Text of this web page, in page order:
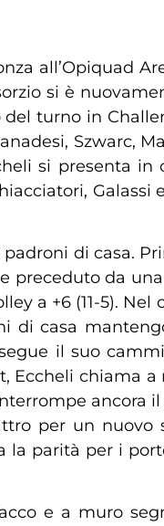
all’Opiquad
si è
turno in
Szwarc,
si presenta
di casa.
preceduto da
a +6 (11-5).
di casa
il suo
chiama a
ancora
per un nuovo
parità per i
e a muro